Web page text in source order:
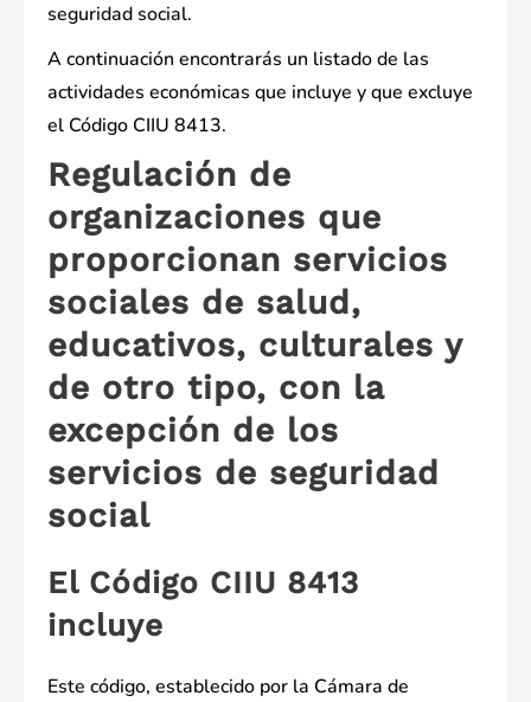
seguridad social.
A continuación encontrarás un listado de las
actividades económicas que incluye y que excluye
el Código CIIU 8413.
Regulación de
organizaciones que
proporcionan servicios
sociales de salud,
educativos, culturales y
de otro tipo, con la
excepción de los
servicios de seguridad
social
El Código CIIU 8413
incluye
Este código, establecido por la Cámara de